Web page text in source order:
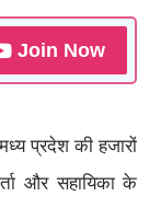
Join Now
प्रदेश की हजारों
और सहायिका के